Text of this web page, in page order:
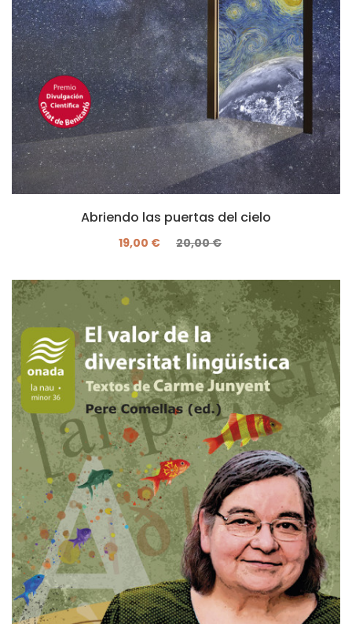
Abriendo las puertas del cielo
19,00 € 20,00 €